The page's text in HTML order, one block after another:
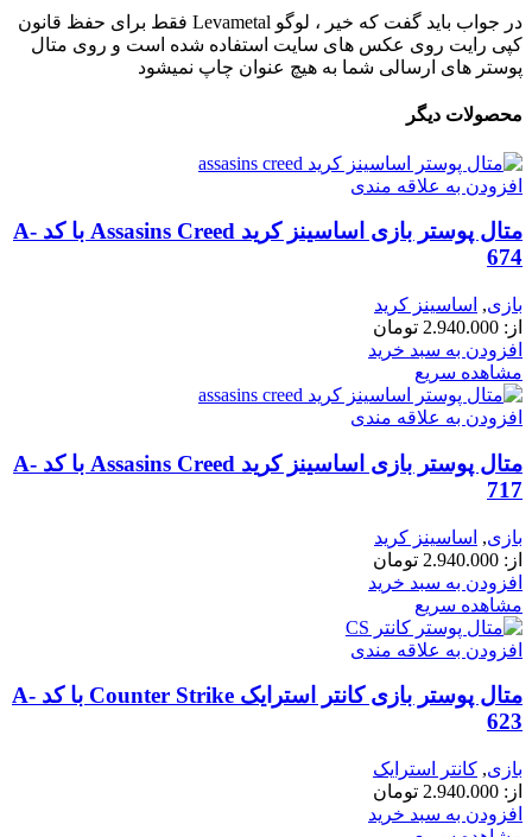
در جواب باید گفت که خیر ، لوگو Levametal فقط برای حفظ قانون
کپی رایت روی عکس های سایت استفاده شده است و روی متال
پوستر های ارسالی شما به هیچ عنوان چاپ نمیشود
محصولات دیگر
افزودن به علاقه مندی
متال پوستر بازی اساسینز کرید Assasins Creed با کد A-
674
بازی, اساسینز کرید
از: 2.940.000 تومان
افزودن به سبد خرید
مشاهده سریع
افزودن به علاقه مندی
متال پوستر بازی اساسینز کرید Assasins Creed با کد A-
717
بازی, اساسینز کرید
از: 2.940.000 تومان
افزودن به سبد خرید
مشاهده سریع
افزودن به علاقه مندی
متال پوستر بازی کانتر استرایک Counter Strike با کد A-
623
بازی, کانتر استرایک
از: 2.940.000 تومان
افزودن به سبد خرید